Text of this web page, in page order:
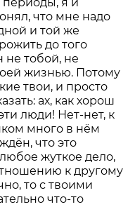
что мне надо
и той же
до того
не тобой, не
жизнью. Потому
твои, и просто
ах, как хорош
люди! Нет-нет, к
много в нём
что это
жуткое дело,
к другому
то с твоими
что-то